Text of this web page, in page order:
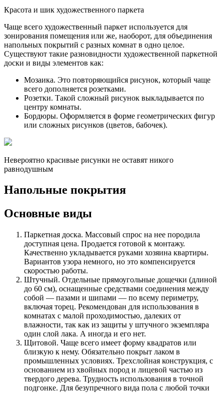
Красота и шик художественного паркета
Чаще всего художественный паркет используется для
зонирования помещения или же, наоборот, для объединения
напольных покрытий с разных комнат в одно целое.
Существуют такие разновидности художественной паркетной
доски и виды элементов как:
Мозаика. Это повторяющийся рисунок, который чаще
всего дополняется розетками.
Розетки. Такой сложный рисунок выкладывается по
центру комнаты.
Бордюры. Оформляется в форме геометрических фигур
или сложных рисунков (цветов, бабочек).
Невероятно красивые рисунки не оставят никого
равнодушным
Напольные покрытия
Основные виды
Паркетная доска. Массовый спрос на нее породила
доступная цена. Продается готовой к монтажу.
Качественно укладывается руками хозяина квартиры.
Вариантов узора немного, но это компенсируется
скоростью работы.
Штучный. Отдельные прямоугольные дощечки (длиной
до 60 см), оснащенные средствами соединения между
собой — пазами и шипами — по всему периметру,
включая торец. Рекомендован для использования в
комнатах с малой проходимостью, далеких от
влажности, так как из защиты у штучного экземпляра
один слой лака. А иногда и его нет.
Щитовой. Чаще всего имеет форму квадратов или
близкую к нему. Обязательно покрыт лаком в
промышленных условиях. Трехслойная конструкция, с
основанием из хвойных пород и лицевой частью из
твердого дерева. Трудность использования в точной
подгонке. Для безупречного вида пола с любой точки